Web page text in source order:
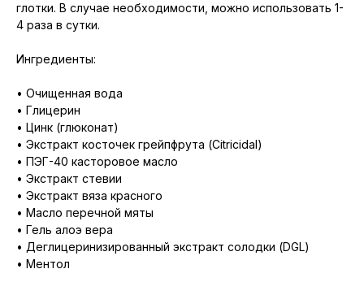
глотки. В случае необходимости, можно использовать 1-
4 раза в сутки.
Ингредиенты:
• Очищенная вода
• Глицерин
• Цинк (глюконат)
• Экстракт косточек грейпфрута (Citricidal)
• ПЭГ-40 касторовое масло
• Экстракт стевии
• Экстракт вяза красного
• Масло перечной мяты
• Гель алоэ вера
• Деглицеринизированный экстракт солодки (DGL)
• Ментол